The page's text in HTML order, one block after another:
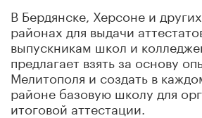
В Бердянске, Херсоне и
районах для выдачи
выпускникам школ и
предлагает взять за основу
Мелитополя и создать в
районе базовую школу для
итоговой аттестации.